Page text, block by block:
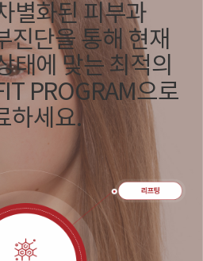
별화된 피부과
진단을 통해현재
태에 맞는 최적의
PROGRAM으로
하세요.